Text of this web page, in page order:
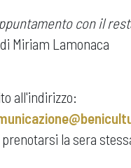
con il
Miriam Lamonaca
all'indirizzo:
la sera